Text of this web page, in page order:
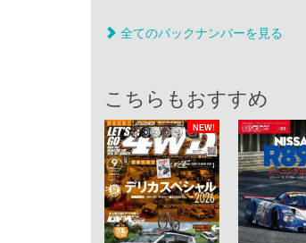
全てのバックナンバーを見る
こちらもおすすめ
NEW!